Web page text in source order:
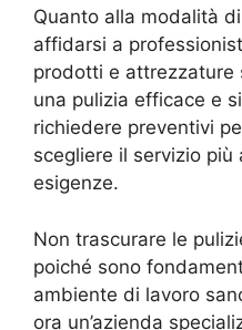
Quanto alla modalità
affidarsi a
prodotti e attrezzature
una pulizia efficace e
richiedere preventivi
scegliere il servizio
esigenze.
Non trascurare le
poiché sono
ambiente di lavoro
ora un’azienda